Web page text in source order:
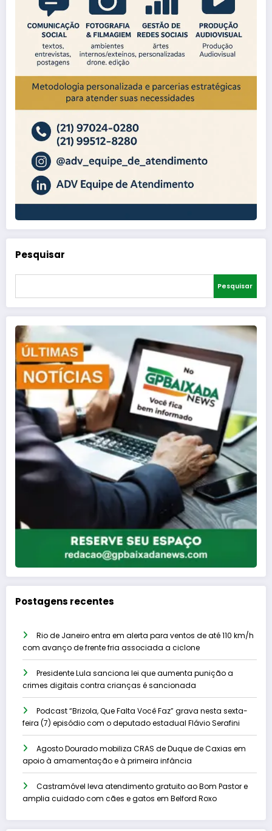
Pesquisar
Pesquisar
Postagens recentes
Rio de Janeiro entra em alerta para ventos de até 110 km/h
com avanço de frente fria associada a ciclone
Presidente Lula sanciona lei que aumenta punição a
crimes digitais contra crianças é sancionada
Podcast “Brizola, Que Falta Você Faz” grava nesta sexta-
feira (7) episódio com o deputado estadual Flávio Serafini
Agosto Dourado mobiliza CRAS de Duque de Caxias em
apoio à amamentação e à primeira infância
Castramóvel leva atendimento gratuito ao Bom Pastor e
amplia cuidado com cães e gatos em Belford Roxo